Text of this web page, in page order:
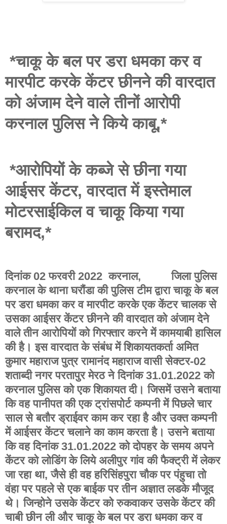
*चाकू के बल पर डरा धमका कर व
मारपीट करके केंटर छीनने की वारदात
को अंजाम देने वाले तीनों आरोपी
करनाल पुलिस नेे किये काबू,*
*आरोपियों के कब्जे से छीना गया
आईसर केंटर, वारदात में इस्तेमाल
मोटरसाईकिल व चाकू किया गया
बरामद,*
दिनांक 02 फरवरी 2022 करनाल, जिला पुलिस
करनाल के थाना घरौंडा की पुलिस टीम द्वारा चाकू के बल
पर डरा धमका कर व मारपीट करके एक केंटर चालक से
उसका आईसर केंटर छीनने की वारदात को अंजाम देने
वाले तीन आरोपियों को गिरफ्तार करने में कामयाबी हासिल
की है। इस वारदात के संबंध में शिकायतकर्ता अमित
कुमार महाराज पुत्र रामानंद महाराज वासी सेक्टर-02
शताब्दी नगर परतापुर मेरठ ने दिनांक 31.01.2022 को
करनाल पुलिस को एक शिकायत दी। जिसमें उसने बताया
कि वह पानीपत की एक ट्रांसपोर्ट कम्पनी में पिछले चार
साल से बतौर ड्राईवर काम कर रहा है और उक्त कम्पनी
में आईसर केंटर चलाने का काम करता है। उसने बताया
कि वह दिनांक 31.01.2022 को दोपहर के समय अपने
केंटर को लोडिंग के लिये अलीपुर गांव की फैक्ट्री में लेकर
जा रहा था, जैसे ही वह हरिसिंहपुरा चौक पर पंहुचा तो
वंहा पर पहले से एक बाईक पर तीन अज्ञात लडके मौजूद
थे। जिन्होने उसके केंटर को रुकवाकर उसके केंटर की
चाबी छीन ली और चाकू के बल पर डरा धमका कर व